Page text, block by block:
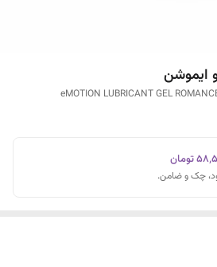
ایموشن
eMOTION LUBRICANT GEL
تومان